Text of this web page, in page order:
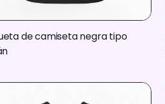
de camiseta negra tipo